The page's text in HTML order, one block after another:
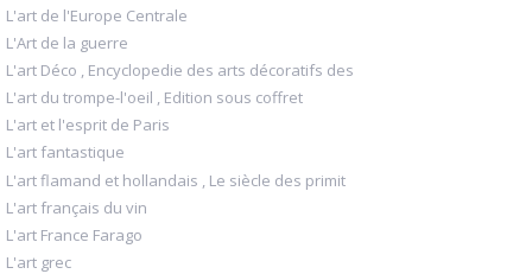
L'art de l'Europe Centrale
L'Art de la guerre
L'art Déco , Encyclopedie des arts décoratifs des
L'art du trompe-l'oeil , Edition sous coffret
L'art et l'esprit de Paris
L'art fantastique
L'art flamand et hollandais , Le siècle des primit
L'art français du vin
L'art France Farago
L'art grec